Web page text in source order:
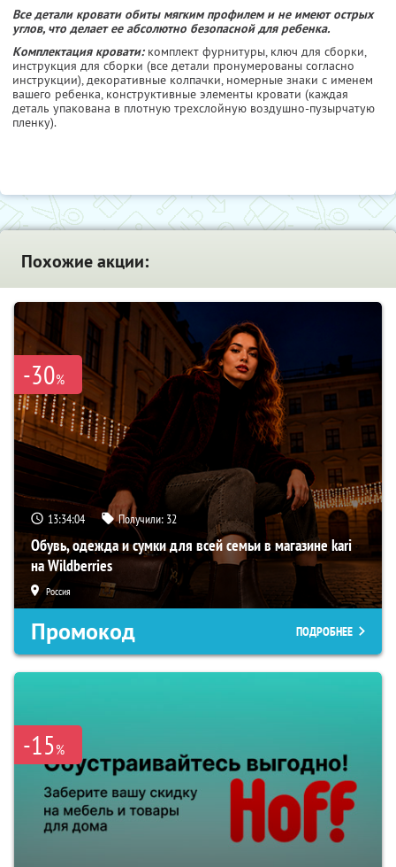
Все детали кровати обиты мягким профилем и не имеют острых
углов, что делает ее абсолютно безопасной для ребенка.
Комплектация кровати:комплект фурнитуры, ключ для сборки,
инструкция для сборки (все детали пронумерованы согласно
инструкции), декоративные колпачки, номерные знаки с именем
вашего ребенка, конструктивные элементы кровати (каждая
деталь упакована в плотную трехслойную воздушно-пузырчатую
пленку).
Похожие акции:
-30%
13:34:03 Получили: 32
Обувь, одежда и сумки для всей семьи в магазине kari
на Wildberries
Россия
Промокод ПОДРОБНЕЕ
-15%